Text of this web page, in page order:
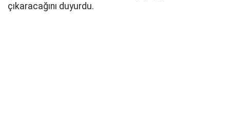
çıkaracağını duyurdu.